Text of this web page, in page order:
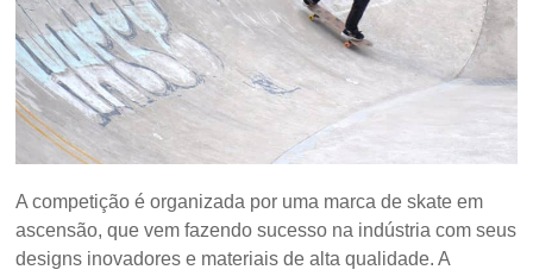
A competição é organizada por uma marca de skate em
ascensão, que vem fazendo sucesso na indústria com seus
designs inovadores e materiais de alta qualidade. A